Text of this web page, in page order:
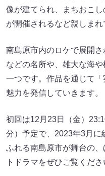
像が建てられ、まちおこし
が開催されるなど親しまれ
南島原市内のロケで展開
などの名所や、雄大な海
一つです。作品を通じて
魅力を発信していきます。
初回は12月23日（金）
分）予定で、2023年3月に
ふれる南島原市が舞台の
トドラマをぜひご覧くださ